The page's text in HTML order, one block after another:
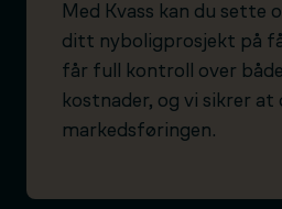
Med Kvass kan du sette
ditt nyboligprosjekt på
får full kontroll over
kostnader, og vi sikrer
markedsføringen.